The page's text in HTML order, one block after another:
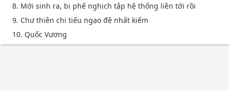
8. Mới sinh ra, bị phế nghịch tập hệ thống liền tới rồi
9. Chư thiên chi tiếu ngạo đệ nhất kiếm
10. Quốc Vương